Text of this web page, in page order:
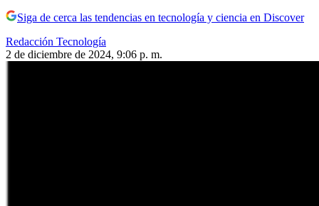
Siga de cerca las tendencias en tecnología y ciencia en Discover
Redacción Tecnología
2 de diciembre de 2024, 9:06 p. m.